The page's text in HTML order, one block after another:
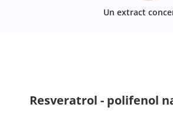
Un extract
Resveratrol - polifenol